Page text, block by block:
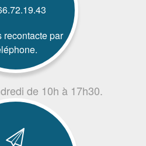
recontacte par
de 10h à 17h30.